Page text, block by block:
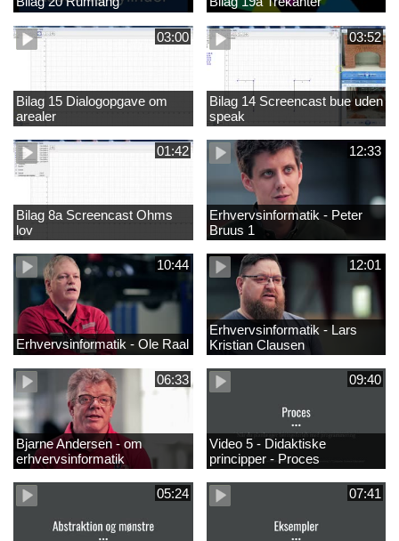
03:00
Bilag 15 Dialogopgave om
arealer
03:52
Bilag 14 Screencast bue uden
speak
01:42
Bilag 8a Screencast Ohms
lov
12:33
Erhvervsinformatik - Peter
Bruus 1
10:44
Erhvervsinformatik - Ole Raal
12:01
Erhvervsinformatik - Lars
Kristian Clausen
06:33
Bjarne Andersen - om
erhvervsinformatik
09:40
Video 5 - Didaktiske
principper - Proces
05:24 07:41